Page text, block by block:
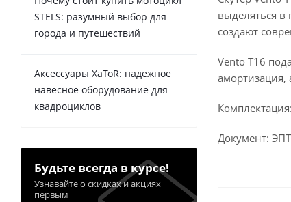
выделяться в
создают
Vento T16
амортизация,
Документ:
STELS: разумный выбор для
города и путешествий
Аксессуары XaToR: надежное
навесное оборудование для
квадроциклов
Будьте всегда в курсе!
Узнавайте о скидках и акциях
первым